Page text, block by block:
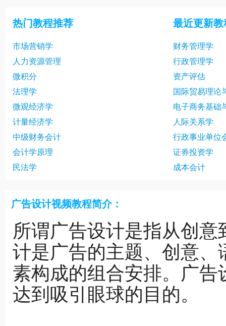
热门教程推荐
市场营销学
人力资源管理
微积分
法理学
微观经济学
计量经济学
中级财务会计
会计学原理
民法学
最近更新教
财务管理学
行政管理学
资产评估
国际贸易理论
电子商务基础
人际关系学
行政事业单位
证券投资学
成本会计
广告设计视频教程简介：
所谓广告设计是指从创
计是广告的主题、创意
素构成的组合安排。广
达到吸引眼球的目的。